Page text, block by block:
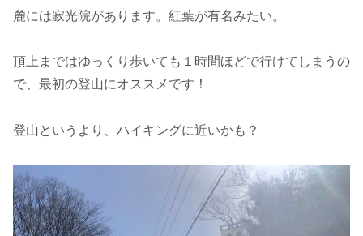
麓には寂光院があります。紅葉が有名みたい。
頂上まではゆっくり歩いても１時間ほどで行けてしまうの
で、最初の登山にオススメです！
登山というより、ハイキングに近いかも？